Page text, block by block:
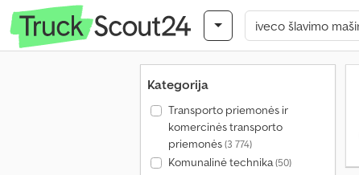
Kategorija
Transporto priemonės ir
komercinės transporto
priemonės(3 774)
Komunalinė technika(50)